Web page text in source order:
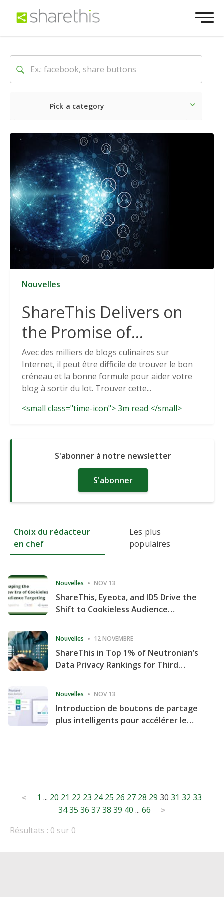
Pick a category
Dernière Sociale
Nouvelles
ShareThis Delivers on
the Promise of
Cookieless Data
Solutions
Avec des milliers de blogs culinaires sur
Internet, il peut être difficile de trouver le bon
créneau et la bonne formule pour aider votre
blog à sortir du lot. Trouver cette...
<small class="time-icon"> 3m read </small>
S'abonner à notre newsletter
S'abonner
Choix du rédacteur
en chef
Les plus
populaires
Nouvelles NOV 13
ShareThis, Eyeota, and ID5 Drive the
Shift to Cookieless Audience
Nouvelles 12 NOVEMBRE
ShareThis in Top 1% of Neutronian’s
Data Privacy Rankings for Third
Nouvelles NOV 13
Introduction de boutons de partage
plus intelligents pour accélérer le
Posts
pagination
< 1 ... 20 21 22 23 24 25 26 27 28 29 30 31 32 33
34 35 36 37 38 39 40 ... 66 >
Résultats : 0 sur 0